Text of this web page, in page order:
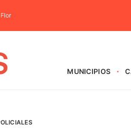
MUNICIPIOS